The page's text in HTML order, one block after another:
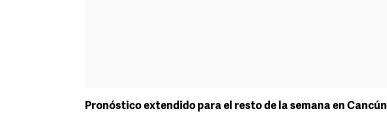
Pronóstico extendido para el resto de la semana en Cancún